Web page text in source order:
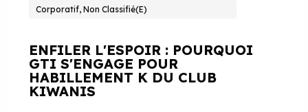
Corporatif, Non Classifié(e)
ENFILER L'ESPOIR : POURQUOI
GTI S'ENGAGE POUR
HABILLEMENT K DU CLUB
KIWANIS